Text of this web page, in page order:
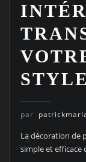
par
La décoration de
simple et efficace